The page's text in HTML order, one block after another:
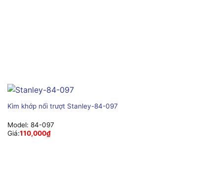
Kìm khớp nối trượt Stanley-84-097
Model: 84-097
Giá:110,000₫